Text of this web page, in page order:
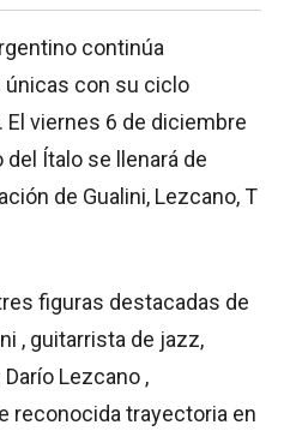
continúa
con su ciclo
viernes 6 de diciembre
Ítalo se llenará de
de Gualini, Lezcano, T
figuras destacadas de
, guitarrista de jazz,
Lezcano ,
reconocida trayectoria en